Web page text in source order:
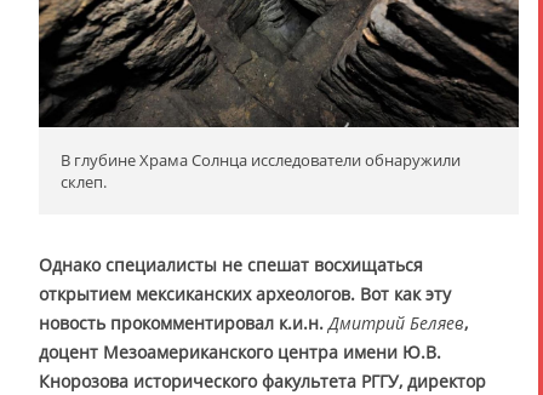
В глубине Храма Солнца исследователи обнаружили
склеп.
Однако специалисты не спешат восхищаться
открытием мексиканских археологов. Вот как эту
новость прокомментировал к.и.н.Дмитрий Беляев,
доцент Мезоамериканского центра имени Ю.В.
Кнорозова исторического факультета РГГУ, директор